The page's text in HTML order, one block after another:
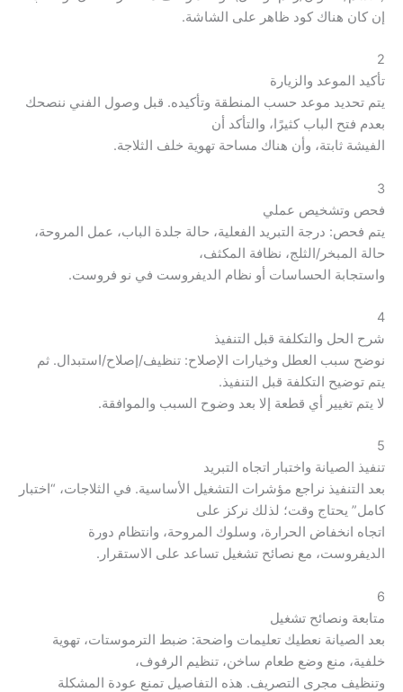
إن كان هناك كود ظاهر على الشاشة.
2
تأكيد الموعد والزيارة
يتم تحديد موعد حسب المنطقة وتأكيده. قبل وصول الفني ننصحك
بعدم فتح الباب كثيرًا، والتأكد أن
الفيشة ثابتة، وأن هناك مساحة تهوية خلف الثلاجة.
3
فحص وتشخيص عملي
يتم فحص: درجة التبريد الفعلية، حالة جلدة الباب، عمل المروحة،
حالة المبخر/الثلج، نظافة المكثف،
واستجابة الحساسات أو نظام الديفروست في نو فروست.
4
شرح الحل والتكلفة قبل التنفيذ
نوضح سبب العطل وخيارات الإصلاح: تنظيف/إصلاح/استبدال. ثم
يتم توضيح التكلفة قبل التنفيذ.
لا يتم تغيير أي قطعة إلا بعد وضوح السبب والموافقة.
5
تنفيذ الصيانة واختبار اتجاه التبريد
بعد التنفيذ نراجع مؤشرات التشغيل الأساسية. في الثلاجات، “اختبار
كامل” يحتاج وقت؛ لذلك نركز على
اتجاه انخفاض الحرارة، وسلوك المروحة، وانتظام دورة
الديفروست، مع نصائح تشغيل تساعد على الاستقرار.
6
متابعة ونصائح تشغيل
بعد الصيانة نعطيك تعليمات واضحة: ضبط الترموستات، تهوية
خلفية، منع وضع طعام ساخن، تنظيم الرفوف،
وتنظيف مجرى التصريف. هذه التفاصيل تمنع عودة المشكلة